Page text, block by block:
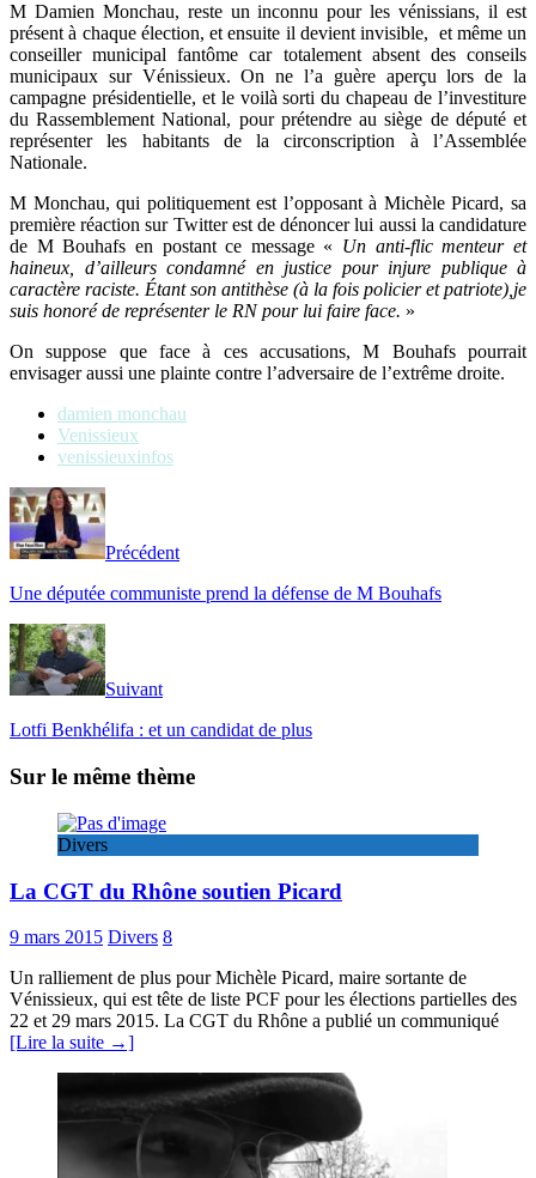
M Damien Monchau, reste un inconnu pour les vénissians, il est
présent à chaque élection, et ensuite il devient invisible, et même un
conseiller municipal fantôme car totalement absent des conseils
municipaux sur Vénissieux. On ne l’a guère aperçu lors de la
campagne présidentielle, et le voilà sorti du chapeau de l’investiture
du Rassemblement National, pour prétendre au siège de député et
représenter les habitants de la circonscription à l’Assemblée
Nationale.
M Monchau, qui politiquement est l’opposant à Michèle Picard, sa
première réaction sur Twitter est de dénoncer lui aussi la candidature
de M Bouhafs en postant ce message « Un anti-flic menteur et
haineux, d’ailleurs condamné en justice pour injure publique à
caractère raciste. Étant son antithèse (à la fois policier et patriote),je
suis honoré de représenter le RN pour lui faire face. »
On suppose que face à ces accusations, M Bouhafs pourrait
envisager aussi une plainte contre l’adversaire de l’extrême droite.
damien monchau
Venissieux
venissieuxinfos
Précédent
Une députée communiste prend la défense de M Bouhafs
Suivant
Lotfi Benkhélifa : et un candidat de plus
Sur le même thème
Divers
La CGT du Rhône soutien Picard
9 mars 2015 Divers 8
Un ralliement de plus pour Michèle Picard, maire sortante de
Vénissieux, qui est tête de liste PCF pour les élections partielles des
22 et 29 mars 2015. La CGT du Rhône a publié un communiqué
[Lire la suite →]